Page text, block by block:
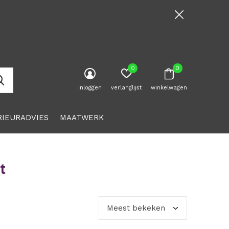
MAATWERK
inloggen verlanglijst
0
winkelwagen
0